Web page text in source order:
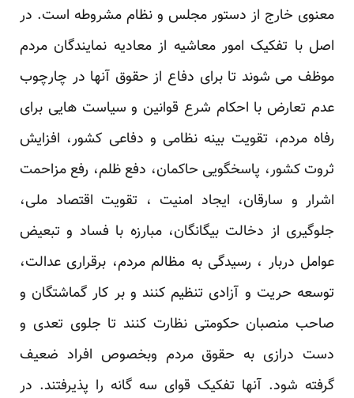
معنوی خارج از دستور مجلس و نظام مشروطه است. در
اصل با تفکیک امور معاشیه از معادیه نمایندگان مردم
موظف می شوند تا برای دفاع از حقوق آنها در چارچوب
عدم تعارض با احکام شرع قوانین و سیاست هایی برای
رفاه مردم، تقویت بینه نظامی و دفاعی کشور، افزایش
ثروت کشور، پاسخگویی حاکمان، دفع ظلم، رفع مزاحمت
اشرار و سارقان، ایجاد امنیت ، تقویت اقتصاد ملی،
جلوگیری از دخالت بیگانگان، مبارزه با فساد و تبعیض
عوامل دربار ، رسیدگی به مظالم مردم، برقراری عدالت،
توسعه حریت و آزادی تنظیم کنند و بر کار گماشتگان و
صاحب منصبان حکومتی نظارت کنند تا جلوی تعدی و
دست درازی به حقوق مردم وبخصوص افراد ضعیف
گرفته شود. آنها تفکیک قوای سه گانه را پذیرفتند. در